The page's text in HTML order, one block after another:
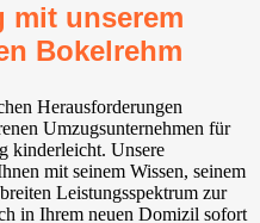
mit unserem
Bokelrehm
Herausforderungen
Umzugsunternehmen für
kinderleicht. Unsere
mit seinem Wissen, seinem
Leistungsspektrum zur
in Ihrem neuen Domizil sofort